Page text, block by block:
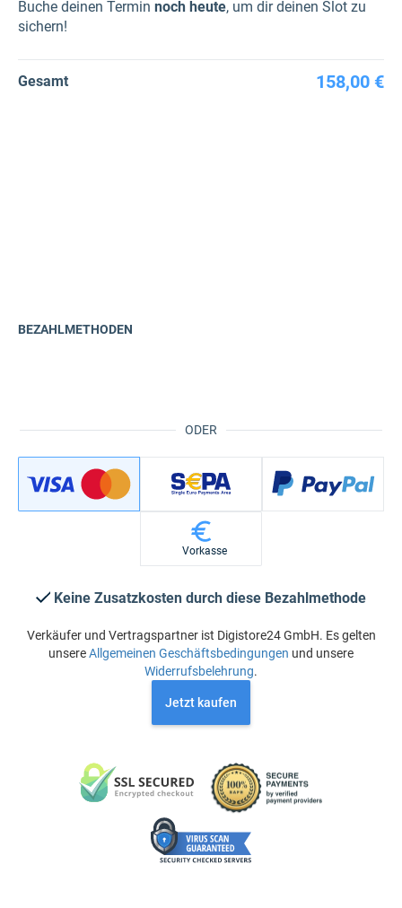
Buche deinen Termin noch heute, um dir deinen Slot zu
sichern!
Gesamt 158,00 €
ODER
BEZAHLMETHODEN
Vorkasse
Keine Zusatzkosten durch diese Bezahlmethode
Verkäufer und Vertragspartner ist Digistore24 GmbH. Es gelten
unsereAllgemeinen Geschäftsbedingungen und unsere
Widerrufsbelehrung.
Jetzt kaufen